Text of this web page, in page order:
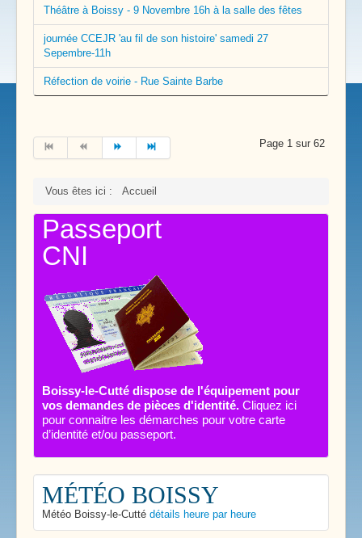
Théâtre à Boissy - 9 Novembre 16h à la salle des fêtes
journée CCEJR 'au fil de son histoire' samedi 27
Sepembre-11h
Réfection de voirie - Rue Sainte Barbe
Page 1 sur 62
Vous êtes ici : Accueil
Passeport
CNI
Boissy-le-Cutté dispose de l'équipement pour
vos demandes de pièces d'identité. Cliquez ici
pour connaitre les démarches pour votre carte
d’identité et/ou passeport.
MÉTÉO BOISSY
Météo Boissy-le-Cutté détails heure par heure